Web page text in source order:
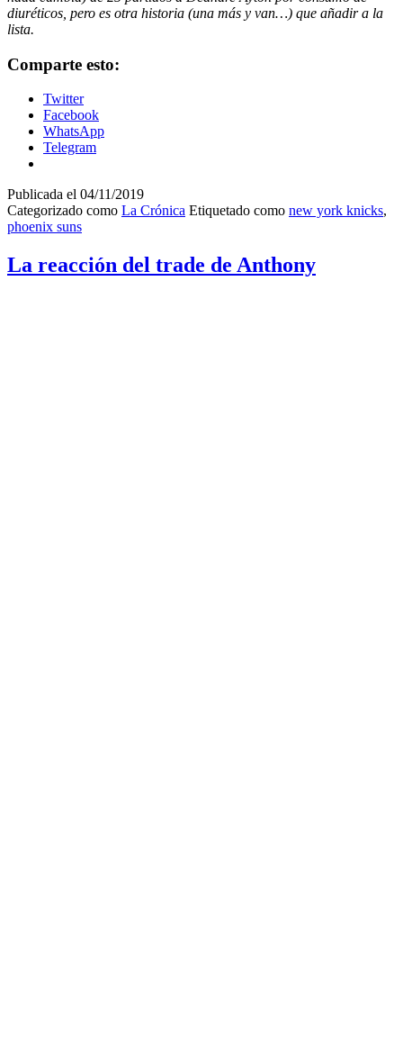
diuréticos, pero es otra historia (una más y van…) que añadir a la
lista.
Comparte esto:
Twitter
Facebook
WhatsApp
Telegram
Publicada el 04/11/2019
Categorizado como La Crónica Etiquetado como new york knicks,
phoenix suns
La reacción del trade de Anthony